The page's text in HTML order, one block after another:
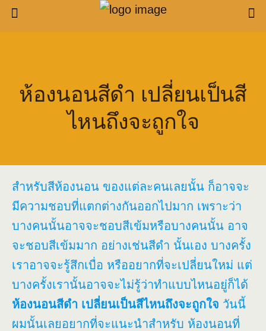
ห้องนอนสีดำ เปลี่ยนเป็นสี
ไหนถึงจะถูกใจ
สำหรับสีห้องนอน ของแต่ละคนเลยนั้น ก็อาจจะ
มีความชอบที่แตกต่างกันออกไปมาก เพราะว่า
บางคนนั้นอาจจะชอบสีเข้มหรือบางคนนั้น อาจ
จะชอบสีเข้มมาก อย่างเช่นสีดำ นั้นเอง บางครั้ง
เราอาจจะรู้สึกเบื่อ หรืออยากที่จะเปลี่ยนใหม่ แต่
บางครั้งเรานั้นอาจจะไม่รู้ว่าทำแบบไหนอยู่ก็ได้
ห้องนอนสีดำ เปลี่ยนเป็นสีไหนถึงจะถูกใจ วันนี้
ผมนั้นเลยอยากที่จะแนะนำสำหรับ ห้องนอนที่